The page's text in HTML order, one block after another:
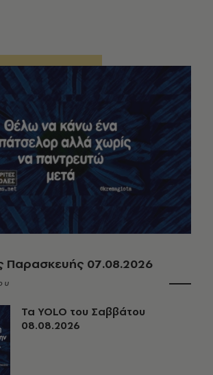
Παρασκευής 07.08.2026
Τα YOLO του Σαββάτου
08.08.2026